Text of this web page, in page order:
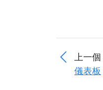
上一個
儀表板